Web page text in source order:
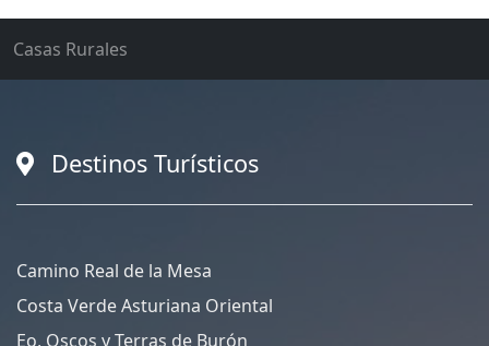
Casas Rurales
Destinos Turísticos
Camino Real de la Mesa
Costa Verde Asturiana Oriental
Eo, Oscos y Terras de Burón